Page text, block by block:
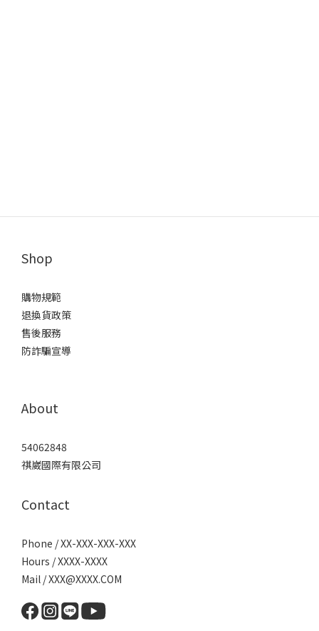
Shop
購物規範
退換貨政策
售後服務
防詐騙宣導
About
54062848
祺崴國際有限公司
Contact
Phone / XX-XXX-XXX-XXX
Hours / XXXX-XXXX
Mail / XXX@XXXX.COM